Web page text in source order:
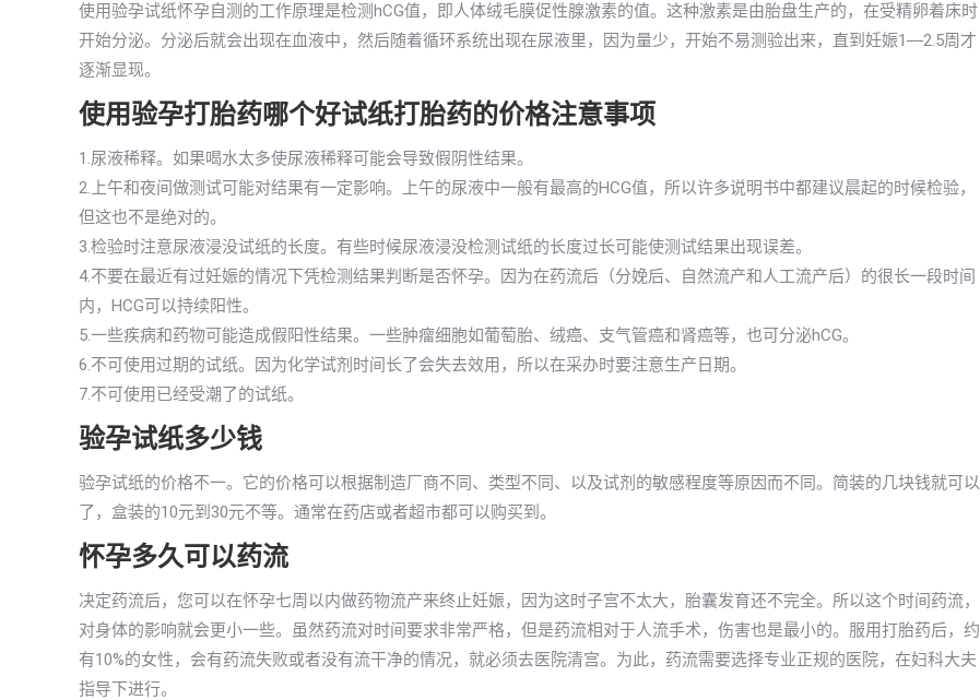
使用验孕试纸怀孕自测的工作原理是检测hCG值，即人体绒毛膜促性腺激素的值。这种激素是由胎盘生产的，在受精卵着床时
开始分泌。分泌后就会出现在血液中，然后随着循环系统出现在尿液里，因为量少，开始不易测验出来，直到妊娠1―2.5周才
逐渐显现。
使用验孕打胎药哪个好试纸打胎药的价格注意事项
1.尿液稀释。如果喝水太多使尿液稀释可能会导致假阴性结果。
2.上午和夜间做测试可能对结果有一定影响。上午的尿液中一般有最高的HCG值，所以许多说明书中都建议晨起的时候检验，
但这也不是绝对的。
3.检验时注意尿液浸没试纸的长度。有些时候尿液浸没检测试纸的长度过长可能使测试结果出现误差。
4.不要在最近有过妊娠的情况下凭检测结果判断是否怀孕。因为在药流后（分娩后、自然流产和人工流产后）的很长一段时间
内，HCG可以持续阳性。
5.一些疾病和药物可能造成假阳性结果。一些肿瘤细胞如葡萄胎、绒癌、支气管癌和肾癌等，也可分泌hCG。
6.不可使用过期的试纸。因为化学试剂时间长了会失去效用，所以在采办时要注意生产日期。
7.不可使用已经受潮了的试纸。
验孕试纸多少钱
验孕试纸的价格不一。它的价格可以根据制造厂商不同、类型不同、以及试剂的敏感程度等原因而不同。简装的几块钱就可以
了，盒装的10元到30元不等。通常在药店或者超市都可以购买到。
怀孕多久可以药流
决定药流后，您可以在怀孕七周以内做药物流产来终止妊娠，因为这时子宫不太大，胎囊发育还不完全。所以这个时间药流，
对身体的影响就会更小一些。虽然药流对时间要求非常严格，但是药流相对于人流手术，伤害也是最小的。服用打胎药后，约
有10%的女性，会有药流失败或者没有流干净的情况，就必须去医院清宫。为此，药流需要选择专业正规的医院，在妇科大夫
指导下进行。